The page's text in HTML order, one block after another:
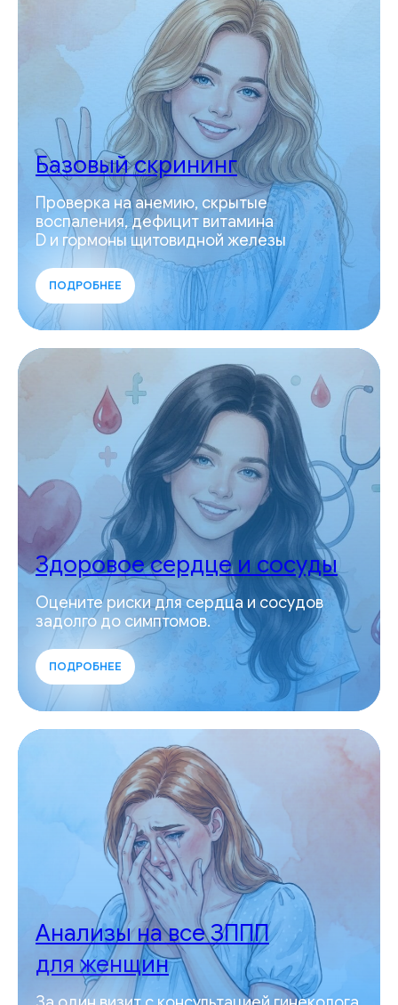
Базовый скрининг
Проверка на анемию, скрытые
воспаления, дефицит витамина
D и гормоны щитовидной железы
ПОДРОБНЕЕ
Здоровое сердце и сосуды
Оцените риски для сердца и сосудов
задолго до симптомов.
ПОДРОБНЕЕ
Анализы на все ЗППП
для женщин